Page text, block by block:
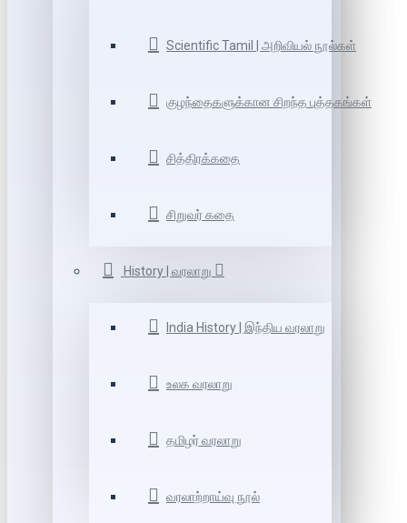
Scientific Tamil | அறிவியல் நூல்கள்
குழந்தைகளுக்கான சிறந்த புத்தகங்கள்
சித்திரக்கதை
சிறுவர் கதை
History | வரலாறு
India History | இந்திய வரலாறு
உலக வரலாறு
தமிழர் வரலாறு
வரலாற்றாய்வு நூல்